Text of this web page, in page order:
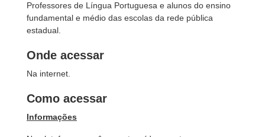
Professores de Língua Portuguesa e alunos do ensino
fundamental e médio das escolas da rede pública
estadual.
Onde acessar
Na internet.
Como acessar
Informações